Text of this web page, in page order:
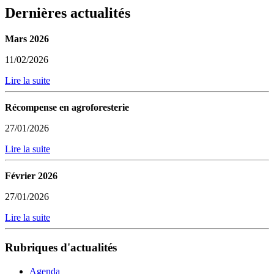
Dernières actualités
Mars 2026
11/02/2026
Lire la suite
Récompense en agroforesterie
27/01/2026
Lire la suite
Février 2026
27/01/2026
Lire la suite
Rubriques d'actualités
Agenda